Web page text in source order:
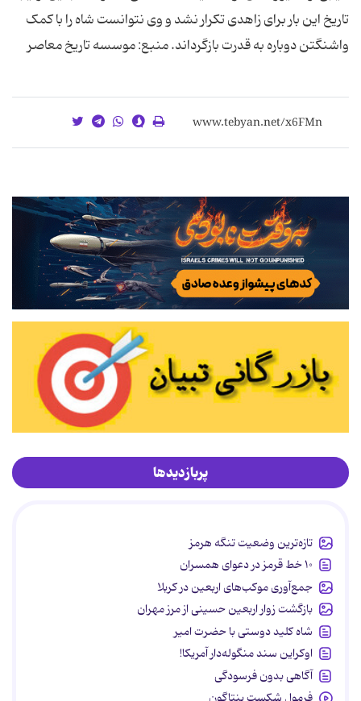
تاریخ این بار برای زاهدی تکرار نشد و وی نتوانست شاه را با کمک
واشنگتن دوباره به قدرت بازگرداند. منبع: موسسه تاریخ معاصر
پربازدیدها
تازه‌ترین وضعیت تنگه هرمز
۱۰ خط قرمز در دعوای همسران
جمع‌آوری موکب‌های اربعین در کربلا
بازگشت زوار اربعین حسینی از مرز مهران
شاه کلید دوستی با حضرت امیر
اوکراین سند منگوله‌دار آمریکا!
آگاهی بدون فرسودگی